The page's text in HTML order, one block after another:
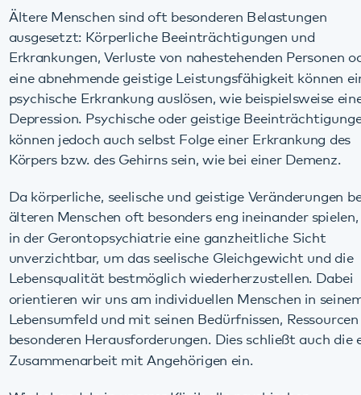
eine abnehmende geistige Leistungsfähigkeit können eine
psychische Erkrankung auslösen, wie beispielsweise eine
Depression. Psychische oder geistige Beeinträchtigungen
können jedoch auch selbst Folge einer Erkrankung des
Körpers bzw. des Gehirns sein, wie bei einer Demenz.
Da körperliche, seelische und geistige Veränderungen bei
älteren Menschen oft besonders eng ineinander spielen, ist
in der Gerontopsychiatrie eine ganzheitliche Sicht
Lebensqualität bestmöglich wiederherzustellen. Dabei
orientieren wir uns am individuellen Menschen in seinem
Lebensumfeld und mit seinen Bedürfnissen, Ressourcen und
besonderen Herausforderungen. Dies schließt auch die enge
Zusammenarbeit mit Angehörigen ein.
Erkrankungen bei Menschen ab 65 Jahren, am häufigsten
Depressionen und Demenzen, aber auch
Suchterkrankungen, Angststörungen oder Psychosen.